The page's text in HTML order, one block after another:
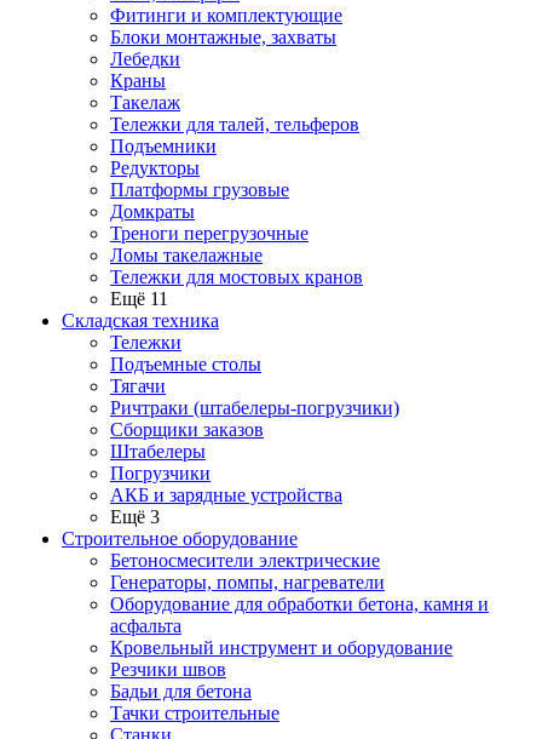
Фитинги и комплектующие
Блоки монтажные, захваты
Лебедки
Краны
Такелаж
Тележки для талей, тельферов
Подъемники
Редукторы
Платформы грузовые
Домкраты
Треноги перегрузочные
Ломы такелажные
Тележки для мостовых кранов
Ещё 11
Складская техника
Тележки
Подъемные столы
Тягачи
Ричтраки (штабелеры-погрузчики)
Сборщики заказов
Штабелеры
Погрузчики
АКБ и зарядные устройства
Ещё 3
Строительное оборудование
Бетоносмесители электрические
Генераторы, помпы, нагреватели
Оборудование для обработки бетона, камня и
асфальта
Кровельный инструмент и оборудование
Резчики швов
Бадьи для бетона
Тачки строительные
Станки